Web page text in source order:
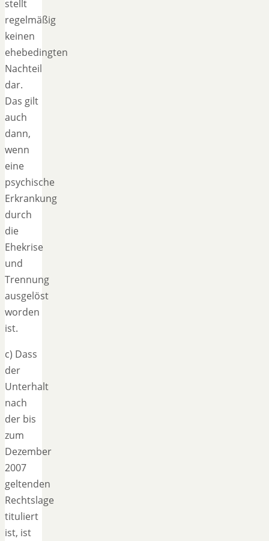
stellt
regelmäßig
keinen
ehebedingten
Nachteil
dar.
Das gilt
auch
dann,
wenn
eine
psychische
Erkrankung
durch
die
Ehekrise
und
Trennung
ausgelöst
worden
ist.
c) Dass
der
Unterhalt
nach
der bis
zum
Dezember
2007
geltenden
Rechtslage
tituliert
ist, ist